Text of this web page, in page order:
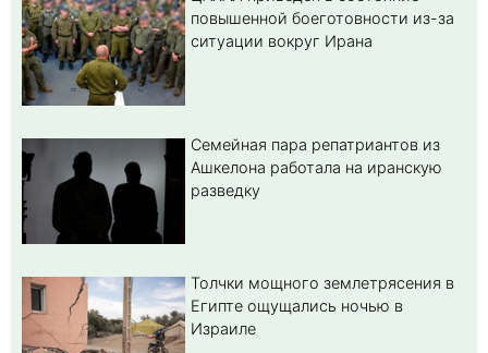
повышенной боеготовности из-за
ситуации вокруг Ирана
Семейная пара репатриантов из
Ашкелона работала на иранскую
разведку
Толчки мощного землетрясения в
Египте ощущались ночью в
Израиле